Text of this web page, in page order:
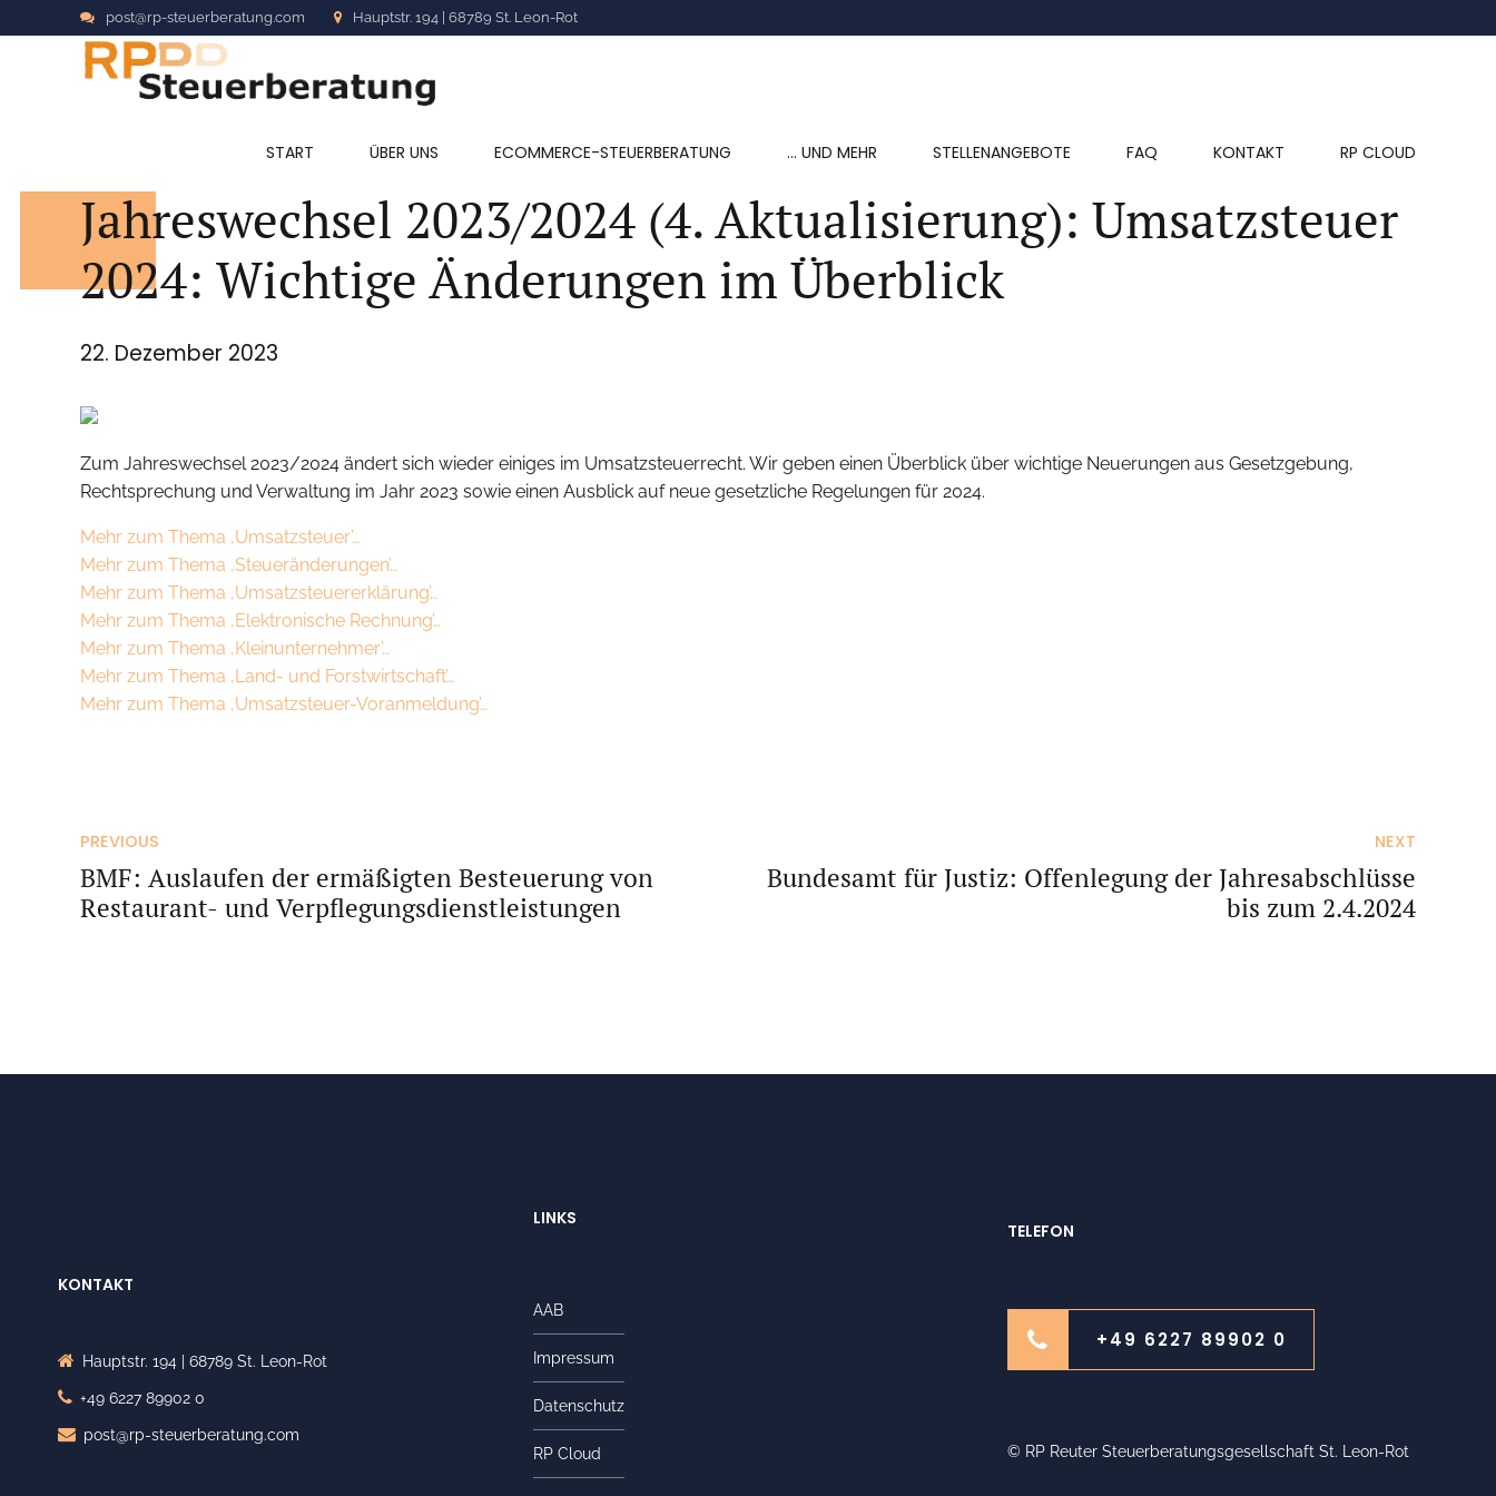
post@rp-steuerberatung.com Hauptstr. 194 | 68789 St. Leon-Rot
START ÜBER UNS ECOMMERCE-STEUERBERATUNG … UND MEHR STELLENANGEBOTE FAQ KONTAKT RP CLOUD
Jahreswechsel 2023/2024 (4. Aktualisierung): Umsatzsteuer
2024: Wichtige Änderungen im Überblick
22. Dezember 2023
Zum Jahreswechsel 2023/2024 ändert sich wieder einiges im Umsatzsteuerrecht. Wir geben einen Überblick über wichtige Neuerungen aus Gesetzgebung,
Rechtsprechung und Verwaltung im Jahr 2023 sowie einen Ausblick auf neue gesetzliche Regelungen für 2024.
Mehr zum Thema ‚Umsatzsteuer’…
Mehr zum Thema ‚Steueränderungen’…
Mehr zum Thema ‚Umsatzsteuererklärung’…
Mehr zum Thema ‚Elektronische Rechnung’…
Mehr zum Thema ‚Kleinunternehmer’…
Mehr zum Thema ‚Land- und Forstwirtschaft’…
Mehr zum Thema ‚Umsatzsteuer-Voranmeldung’…
PREVIOUS
BMF: Auslaufen der ermäßigten Besteuerung von
Restaurant- und Verpflegungsdienstleistungen
NEXT
Bundesamt für Justiz: Offenlegung der Jahresabschlüsse
bis zum 2.4.2024
KONTAKT
Hauptstr. 194 | 68789 St. Leon-Rot
+49 6227 89902 0
post@rp-steuerberatung.com
LINKS
AAB
Impressum
Datenschutz
RP Cloud
TELEFON
+49 6227 89902 0
© RP Reuter Steuerberatungsgesellschaft St. Leon-Rot